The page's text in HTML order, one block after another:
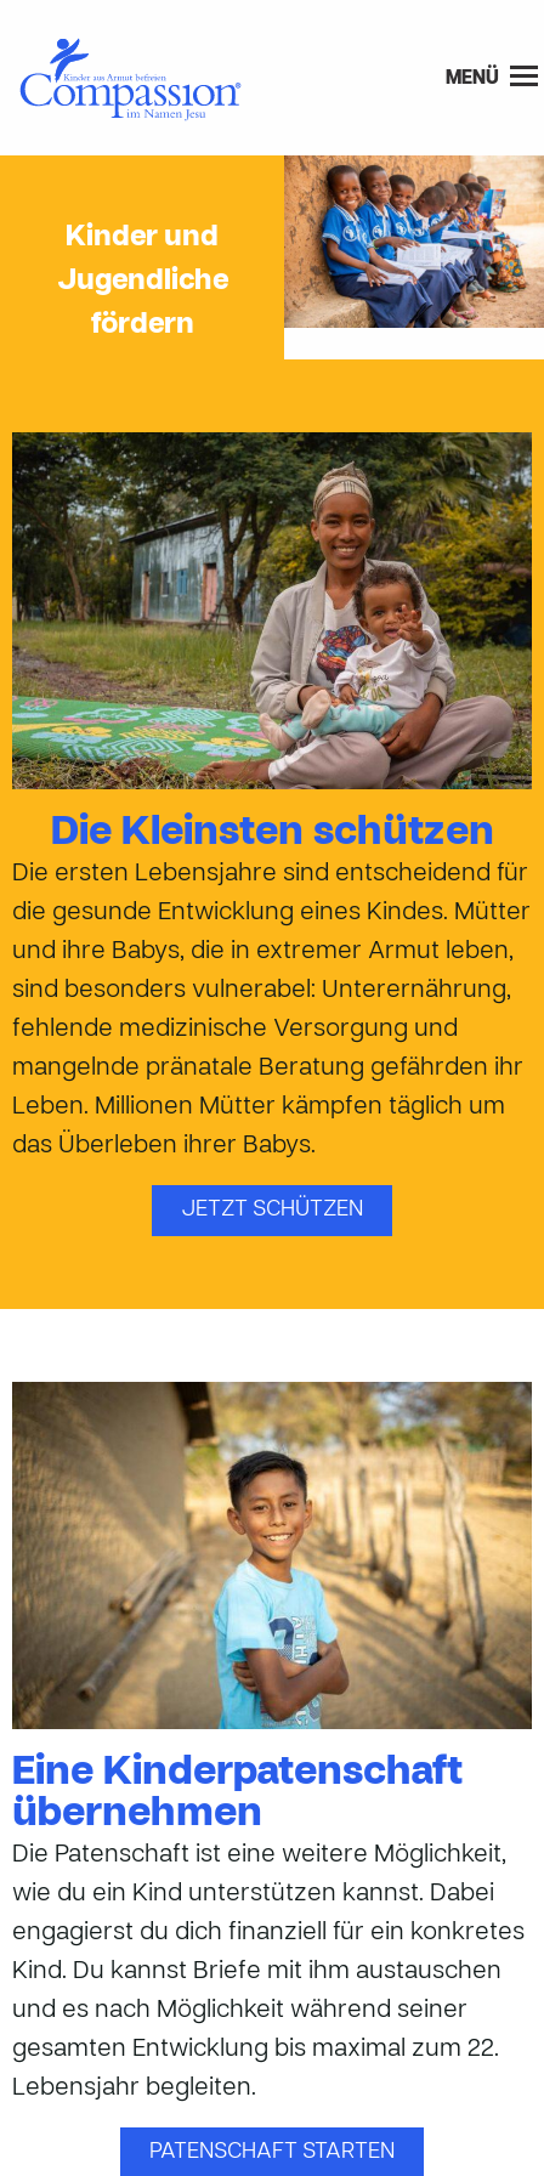
MENÜ
Kinder und
Jugendliche
fördern
Die Kleinsten schützen
Die ersten Lebensjahre sind entscheidend für
die gesunde Entwicklung eines Kindes. Mütter
und ihre Babys, die in extremer Armut leben,
sind besonders vulnerabel: Unterernährung,
fehlende medizinische Versorgung und
mangelnde pränatale Beratung gefährden ihr
Leben. Millionen Mütter kämpfen täglich um
das Überleben ihrer Babys.
JETZT SCHÜTZEN
Eine Kinderpatenschaft
übernehmen
Die Patenschaft ist eine weitere Möglichkeit,
wie du ein Kind unterstützen kannst. Dabei
engagierst du dich finanziell für ein konkretes
Kind. Du kannst Briefe mit ihm austauschen
und es nach Möglichkeit während seiner
gesamten Entwicklung bis maximal zum 22.
Lebensjahr begleiten.
PATENSCHAFT STARTEN